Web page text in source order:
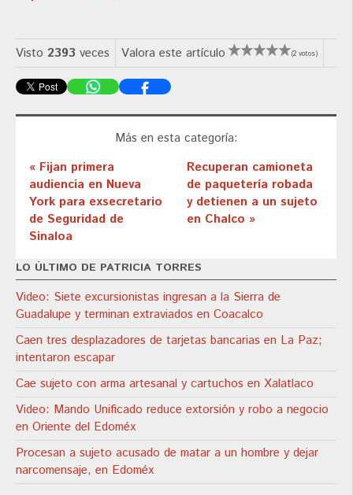
Visto 2393 veces Valora este artículo (2 votos)
Más en esta categoría:
« Fijan primera
audiencia en Nueva
York para exsecretario
de Seguridad de
Sinaloa
Recuperan camioneta
de paquetería robada
y detienen a un sujeto
en Chalco »
LO ÚLTIMO DE PATRICIA TORRES
Video: Siete excursionistas ingresan a la Sierra de
Guadalupe y terminan extraviados en Coacalco
Caen tres desplazadores de tarjetas bancarias en La Paz;
intentaron escapar
Cae sujeto con arma artesanal y cartuchos en Xalatlaco
Video: Mando Unificado reduce extorsión y robo a negocio
en Oriente del Edoméx
Procesan a sujeto acusado de matar a un hombre y dejar
narcomensaje, en Edoméx